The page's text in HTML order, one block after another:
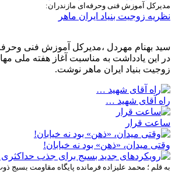
مدیرکل آموزش فنی وحرفه‌ای مازندران:
نظریه زوجیت بنیاد ایران ماهر
سید بهنام مهردل ،مدیرکل آموزش فنی
در این یادداشت به مناسبت آغاز هفته ملی
زوجیت بنیاد ایران ماهر نوشت.
راه آقای شهید …
ساعت قرار
وقتی میدان، «ذهن» بود نه خیابان!
به قلم ؛ محمد علیزاده فرمانده پایگاه مقاومت بسیج